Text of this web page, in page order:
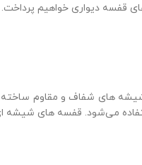
قفسه دیواری خواهیم پرداخت.
های شفاف و مقاوم
می‌شود. قفسه‌ های